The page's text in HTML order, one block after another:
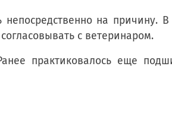
на причину. В
с ветеринаром.
практиковалось еще